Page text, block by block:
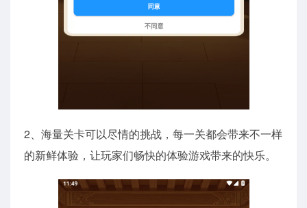
2、海量关卡可以尽情的挑战，每一关都会带来不一样
的新鲜体验，让玩家们畅快的体验游戏带来的快乐。